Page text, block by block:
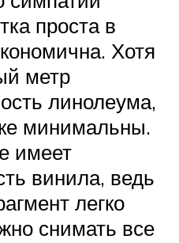
проста в
Хотя
метр
линолеума,
минимальны.
имеет
винила, ведь
легко
снимать все